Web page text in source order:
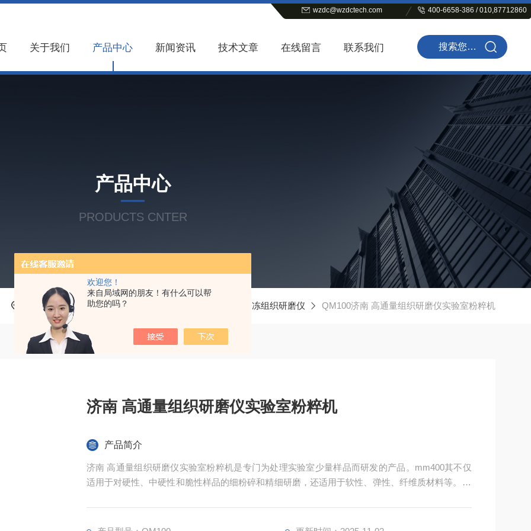
欢迎您！
来自局域网的朋友！有什么可以帮
助您的吗？
wzdc@wzdctech.com 400-6658-386 / 010,87712860
关于我们 产品中心 新闻资讯 技术文章 在线留言 联系我们
产品中心
PRODUCTS CNTER
当前位置：首页 产品中心 冷冻组织研磨仪 QM100济南 高通量组织研磨仪实验室粉粹机
济南 高通量组织研磨仪实验室粉粹机
产品简介
济南 高通量组织研磨仪实验室粉粹机是专门为处理实验室少量样品而研发的产品。mm400其不仅
适用于对硬性、中硬性和脆性样品的细粉碎和精细研磨，还适用于软性、弹性、纤维质材料等。 Q